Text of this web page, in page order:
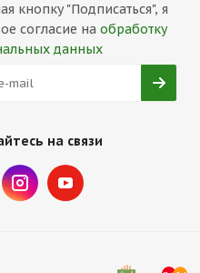
кнопку "Подписаться", я
согласие на обработку
данных
на связи